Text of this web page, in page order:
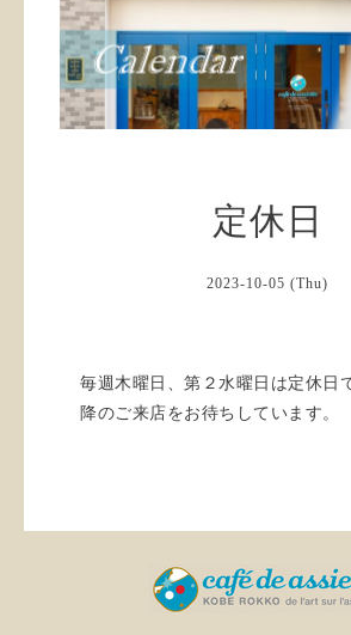
定休日
2023-10-05 (Thu)
毎週木曜日、第２水曜日は定休日
降のご来店をお待ちしています。